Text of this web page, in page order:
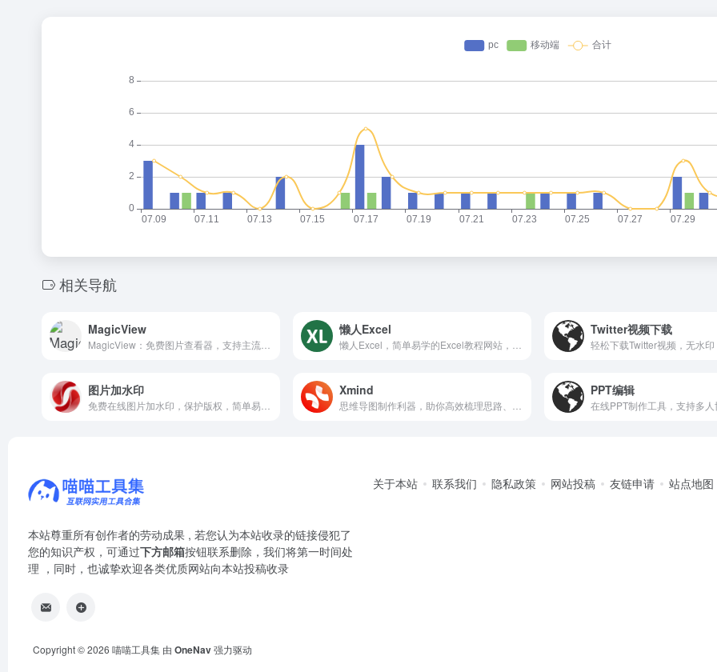
相关导航
MagicView 懒人Excel Twitter视频下载
图片加水印 Xmind PPT编辑
本站尊重所有创作者的劳动成果 , 若您认为本站收录的链接侵犯了
您的知识产权，可通过下方邮箱按钮联系删除，我们将第一时间处
理 ，同时，也诚挚欢迎各类优质网站向本站投稿收录
关于本站 联系我们 隐私政策 网站投稿 友链申请 站点地图
Copyright © 2026 喵喵工具集 由 OneNav强力驱动